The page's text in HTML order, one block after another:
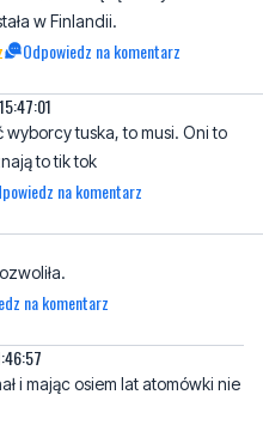
tuska, to musi. Oni to
na komentarz
i mając osiem lat atomówki nie
na komentarz
- 12:09:32